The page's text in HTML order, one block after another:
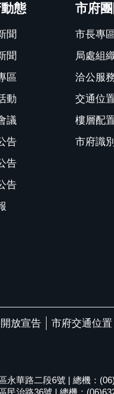
態
聞
聞
區
動
議
告
告
告
市府
市長專區
局處組
洽公服
交通位
樓層配
市府識別
放宣告
市府交通位置
永華路二段6號 | 總機：
民治路36號 | 總機：